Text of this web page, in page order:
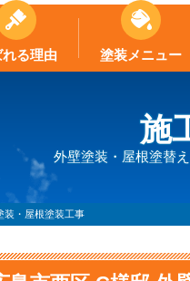
る理由 塗装メニュー
施
外壁塗装・屋根塗替
装・屋根塗装工事